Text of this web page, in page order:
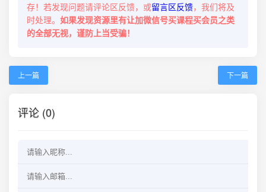
存！若发现问题请评论区反馈，或留言区反馈，我们将及
时处理。 如果发现资源里有让加微信号买课程买会员之类
的全部无视，谨防上当受骗！
上一篇 下一篇
评论 (0)